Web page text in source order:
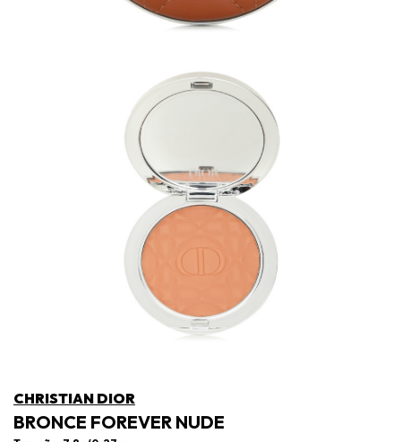
CHRISTIAN DIOR
BRONCE FOREVER NUDE